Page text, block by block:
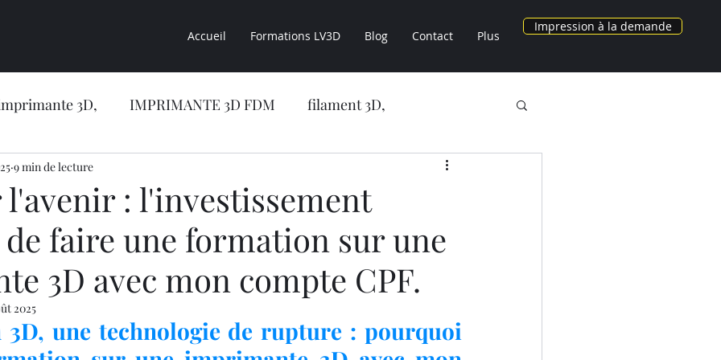
Accueil Formations LV3D Blog Contact Plus
Impression à la demande
3D, IMPRIMANTE 3D FDM filament 3D,
3D CONSEILS LV3D NOS OBJETS 3D
LV3D Formation en ligne NOUVEAU CHEZ LV3D
3D RESINE OBJET 3D LES RESINES 3D
l'avenir : l'investissement
faire une formation sur une
3D avec mon compte CPF.
9 min de lecture
2025
3D, une technologie de rupture : pourquoi